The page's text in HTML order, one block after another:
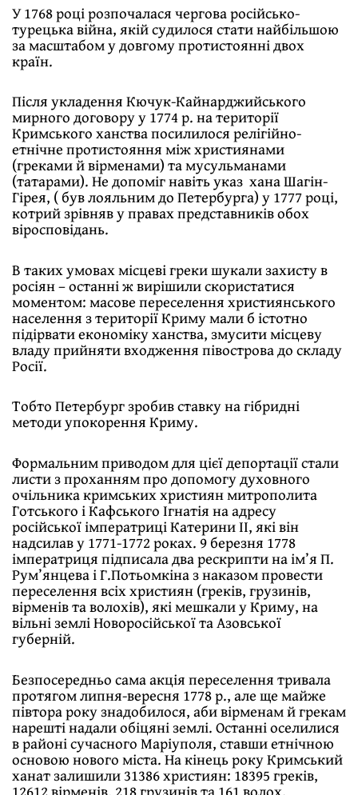
У 1768 році розпочалася чергова російсько-
турецька війна, якій судилося стати найбільшою
за масштабом у довгому протистоянні двох
країн.
Після укладення Кючук-Кайнарджийського
мирного договору у 1774 р. на території
Кримського ханства посилилося релігійно-
етнічне протистояння між християнами
(греками й вірменами) та мусульманами
(татарами). Не допоміг навіть указ хана Шагін-
Гірея, ( був лояльним до Петербурга) у 1777 році,
котрий зрівняв у правах представників обох
віросповідань.
В таких умовах місцеві греки шукали захисту в
росіян – останні ж вирішили скористатися
моментом: масове переселення християнського
населення з території Криму мали б істотно
підірвати економіку ханства, змусити місцеву
владу прийняти входження півострова до складу
Росії.
Тобто Петербург зробив ставку на гібридні
методи упокорення Криму.
Формальним приводом для цієї депортації стали
листи з проханням про допомогу духовного
очільника кримських християн митрополита
Готського і Кафського Ігнатія на адресу
російської імператриці Катерини ІІ, які він
надсилав у 1771-1772 роках. 9 березня 1778
імператриця підписала два рескрипти на ім’я П.
Рум’янцева і Г.Потьомкіна з наказом провести
переселення всіх християн (греків, грузинів,
вірменів та волохів), які мешкали у Криму, на
вільні землі Новоросійської та Азовської
губерній.
Безпосередньо сама акція переселення тривала
протягом липня-вересня 1778 р., але ще майже
півтора року знадобилося, аби вірменам й грекам
нарешті надали обіцяні землі. Останні оселилися
в районі сучасного Маріуполя, ставши етнічною
основою нового міста. На кінець року Кримський
ханат залишили 31386 християн: 18395 греків,